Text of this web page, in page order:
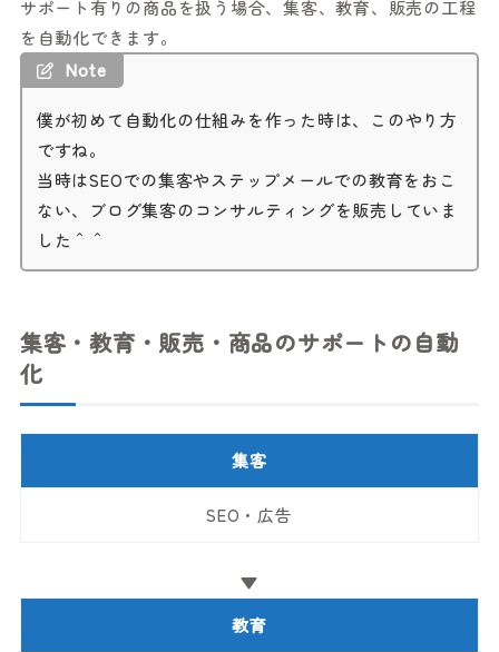
サポート有りの商品を扱う場合、集客、教育、販売の工程
を自動化できます。
Note
僕が初めて自動化の仕組みを作った時は、このやり方
ですね。
当時はSEOでの集客やステップメールでの教育をおこ
ない、ブログ集客のコンサルティングを販売していま
した＾＾
集客・教育・販売・商品のサポートの自動
化
集客
SEO・広告
▼
教育